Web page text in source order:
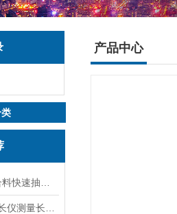
产品中心